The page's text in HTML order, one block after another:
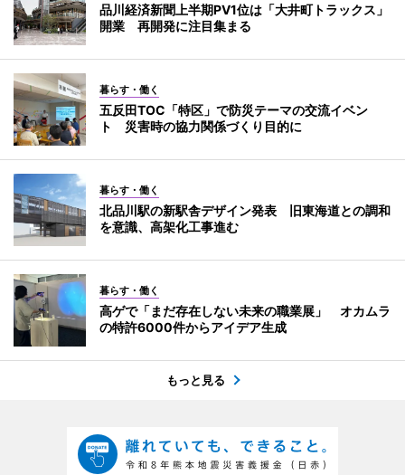
品川経済新聞上半期PV1位は「大井町トラックス」
開業 再開発に注目集まる
暮らす・働く
五反田TOC「特区」で防災テーマの交流イベン
ト 災害時の協力関係づくり目的に
暮らす・働く
北品川駅の新駅舎デザイン発表 旧東海道との調和
を意識、高架化工事進む
暮らす・働く
高ゲで「まだ存在しない未来の職業展」 オカムラ
の特許6000件からアイデア生成
もっと見る